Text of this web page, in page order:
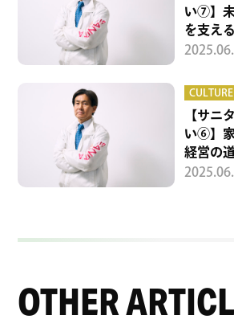
い⑦】未
を支え
CULTURE
【サニ
い⑥】
経営の
負って
OTHER